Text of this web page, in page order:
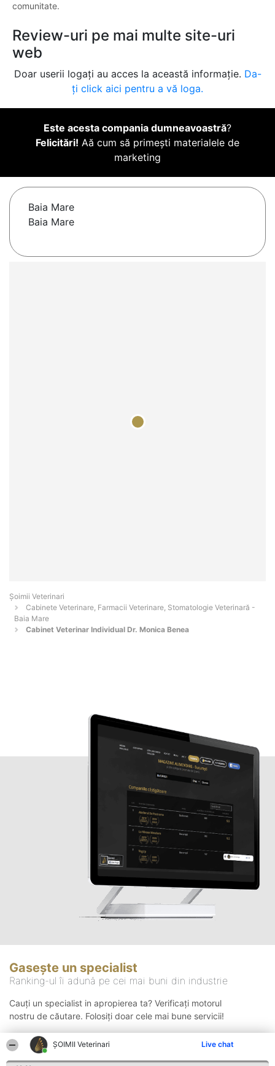
ȘOIMII Veterinari Live chat
comunitate.
Review-uri pe mai multe site-uri
web
Doar userii logați au acces la această informație. Da-
ți click aici pentru a vă loga.
Este acesta compania dumneavoastră?
Felicitări! Aă cum să primești materialele de
marketing
Baia Mare
Baia Mare
Șoimii Veterinari
Cabinete Veterinare, Farmacii Veterinare, Stomatologie Veterinară -
Baia Mare
Cabinet Veterinar Individual Dr. Monica Benea
Gasește un specialist
Ranking-ul îi adună pe cei mai buni din industrie
Cauți un specialist in apropierea ta? Verificați motorul
nostru de căutare. Folosiți doar cele mai bune servicii!